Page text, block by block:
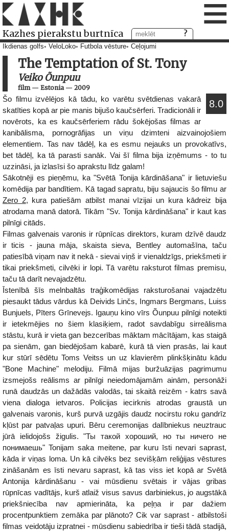
Kazhes pierakstu burtnīca ≡
Ikdienas golfs VeloLoko Futbola vēsture Ceļojumi
The Temptation of St. Tony
Veiko Õunpuu
film— Estonia— 2009
8.0
Šo filmu izvēlējos kā tādu, ko varētu svētdienas vakarā
skatīties kopā ar pie manis bijušo kaučsērferi. Tradicionāli ir
novērots, ka es kaučsērferiem rādu šokējošas filmas ar
kanibālisma, pornogrāfijas un viņu dzimteni aizvainojošiem
elementiem. Tas nav tādēļ, ka es esmu nejauks un provokatīvs,
bet tādēļ, ka tā parasti sanāk. Vai šī filma bija izņēmums - to tu
uzzināsi, ja izlasīsi šo aprakstu līdz galam!
Sākotnēji es pieņēmu, ka "Svētā Tonija kārdināšana" ir lietuviešu
komēdija par bandītiem. Kā tagad sapratu, biju sajaucis šo filmu ar
Zero 2, kura patiešām atbilst manai vīzijai un kura kādreiz bija
atrodama manā datorā. Tikām "Sv. Tonija kārdināšana" ir kaut kas
pilnīgi citāds.
Filmas galvenais varonis ir rūpnīcas direktors, kuram dzīvē daudz
ir ticis - jauna māja, skaista sieva, Bentley automašīna, taču
patiesībā viņam nav it nekā - sievai viņš ir vienaldzīgs, priekšmeti ir
tikai priekšmeti, cilvēki ir lopi. Tā varētu raksturot filmas premisu,
taču tā darīt nevajadzētu.
Īstenībā šīs melnbaltās traģikomēdijas raksturošanai vajadzētu
piesaukt tādus vārdus kā Deivids Linčs, Ingmars Bergmans, Luiss
Bunjuels, Pīters Grīnevejs. Igauņu kino vīrs Õunpuu pilnīgi noteikti
ir ietekmējies no šiem klasiķiem, radot savdabīgu sirreālisma
stāstu, kurā ir vieta gan bezcerības māktam mācītājam, kas staigā
pa sienām, gan biedējošam kabarē, kurā tā vien prasās, lai kaut
kur stūrī sēdētu Toms Veitss un uz klavierēm plinkšķinātu kādu
"Bone Machine" melodiju. Filmā mijas buržuāzijas pagrimumu
izsmejošs reālisms ar pilnīgi neiedomājamām ainām, personāži
runā daudzās un dažādās valodās, tai skaitā reizēm - katrs savā
viena dialoga ietvaros. Policijas iecirknis atrodas graustā un
galvenais varonis, kurš purvā uzgājis daudz nocirstu roku gandrīz
kļūst par patvaļas upuri. Bēru ceremonijas dalībniekus neuztrauc
jūrā ielidojošs žigulis. "Ты такой хороший, но ты ничего не
понимаешь" Tonijam saka meitene, par kuru īsti nevari saprast,
kāda ir viņas loma. Un kā cilvēks bez sevišķām reliģijas vēstures
zināšanām es īsti nevaru saprast, kā tas viss iet kopā ar Svētā
Antonija kārdināšanu - vai mūsdienu svētais ir vājas gribas
rūpnīcas vadītājs, kurš atlaiž visus savus darbiniekus, jo augstākā
priekšniecība nav apmierināta, ka peļņa ir par dažiem
procentpunktiem zemāka par plānoto? Cik var saprast - atbilstoši
filmas veidotāju izpratnei - mūsdienu sabiedrība ir tieši tādā stadijā,